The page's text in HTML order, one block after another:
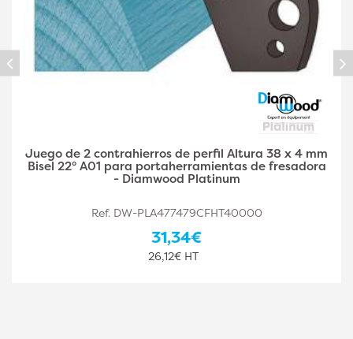
Juego de 2 contrahierros de perfil A03 de 38 x 4
mm de altura y doble filete para
portaherramientas de fresadora - Diamwood Plat
Ref. DW-PLA477479CFHT40002
31,34€
26,12€ HT